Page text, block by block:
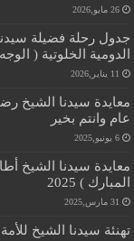
26 مايو,2026
جدول رحلة فضيلة
الدومية الخلوتية ( الوجه القبلي
11 يناير,2026
عام وانتم بخير
6 يونيو,2025
معايدة سيدنا الشيخ
المبارك ) 2025
31 مارس,2025
تهنئة سيدنا الشيخ